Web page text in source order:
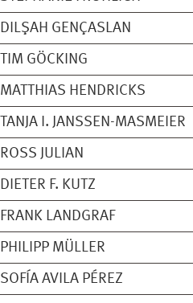
DILŞAH GENÇASLAN
TIM GÖCKING
MATTHIAS HENDRICKS
TANJA I. JANSSEN-MASMEIER
ROSS JULIAN
DIETER F. KUTZ
FRANK LANDGRAF
PHILIPP MÜLLER
SOFÍA AVILA PÉREZ